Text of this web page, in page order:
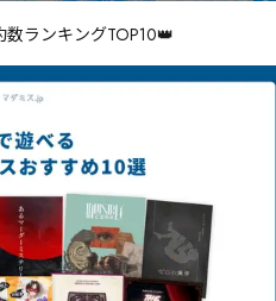
数ランキングTOP10👑